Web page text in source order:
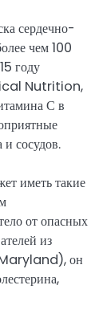
сердечно-
чем 100
году
Nutrition,
С в
и сосудов.
иметь такие
от опасных
из
он